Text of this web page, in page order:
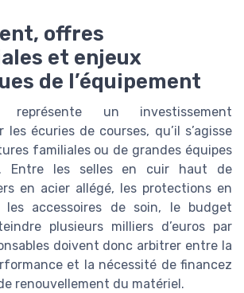
offres
et enjeux
de l’équipement
représente un investissement
les écuries de courses, qu’il s’agisse
familiales ou de grandes équipes
Entre les selles en cuir haut de
en acier allégé, les protections en
les accessoires de soin, le budget
plusieurs milliers d’euros par
doivent donc arbitrer entre la
et la nécessité de financez
renouvellement du matériel.